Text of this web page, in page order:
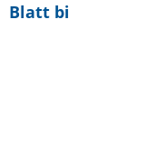
Blatt bi